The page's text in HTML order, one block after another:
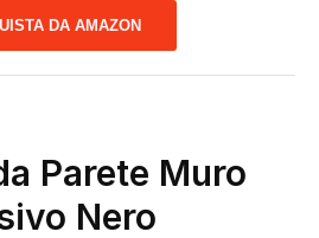
DA AMAZON
Parete Muro
Nero